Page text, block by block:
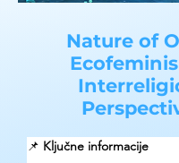
Nature of
📌 Ključne informacije